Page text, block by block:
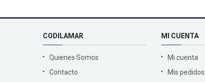
CODILAMAR
Quienes Somos
Contacto
MI CUENTA
Mi cuenta
Mis pedidos